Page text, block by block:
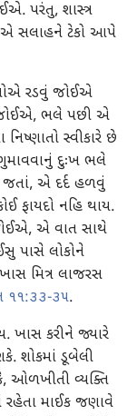
પરંતુ, શાસ્ત્ર
સલાહને ટેકો આપે
રડવું જોઈએ
ભલે પછી એ
સ્વીકારે છે
દુઃખ ભલે
જતાં, એ દર્દ હળવું
ફાયદો નહિ થાય.
એ વાત સાથે
પાસે લોકોને
મિત્ર લાજરસ
૧૧:૩૩-૩૫.
ખાસ કરીને જ્યારે
શોકમાં ડૂબેલી
ઓળખીતી વ્યક્તિ
રહેતા માઈક જણાવે